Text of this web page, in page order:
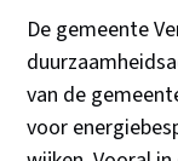
De gemeente
van de
voor